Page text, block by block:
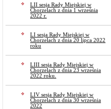
LII sesja Rady Miejskiej w
Chorzelach z dnia 1 września
2022 r.
LI sesja Rady Miejskiej w
Chorzelach z dnia 20 lipca 2022
roku
LIII sesja Rady Miejskiej w
Chorzelach z dnia 23 września
2022 roku.
LIV sesja Rady Miejskiej w
Chorzelach z dnia 30 września
2022